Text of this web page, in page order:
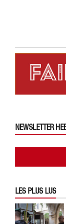
NEWSLETTER
LES PLUS LUS